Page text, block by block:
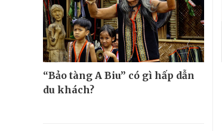
“Bảo tàng A Biu” có gì hấp dẫn
du khách?